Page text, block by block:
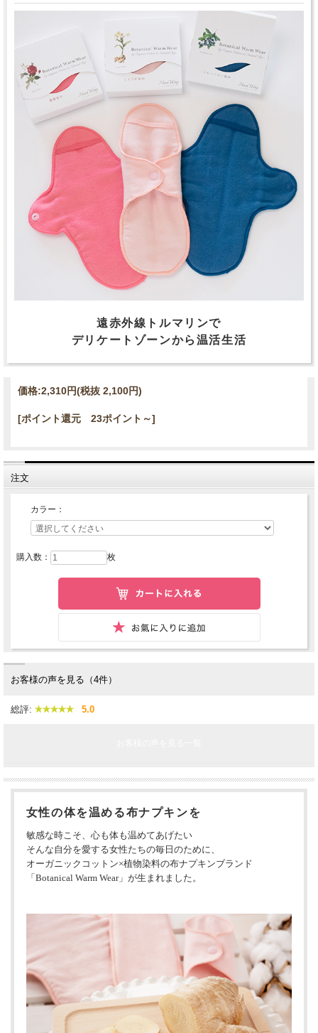
遠赤外線トルマリンで
デリケートゾーンから温活生活
価格:2,310円(税抜 2,100円)
[ポイント還元 23ポイント～]
注文
カラー：
購入数： 枚
お客様の声を見る（4件）
総評: 5.0
女性の体を温める布ナプキンを
敏感な時こそ、心も体も温めてあげたい
そんな自分を愛する女性たちの毎日のために、
オーガニックコットン×植物染料の布ナプキンブランド
「Botanical Warm Wear」が生まれました。